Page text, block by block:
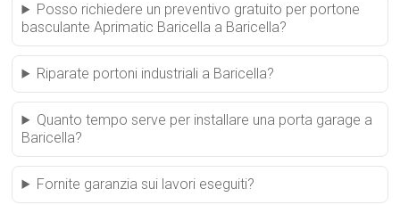
Posso richiedere un preventivo gratuito per portone
basculante Aprimatic Baricella a Baricella?
Riparate portoni industriali a Baricella?
Quanto tempo serve per installare una porta garage a
Baricella?
Fornite garanzia sui lavori eseguiti?